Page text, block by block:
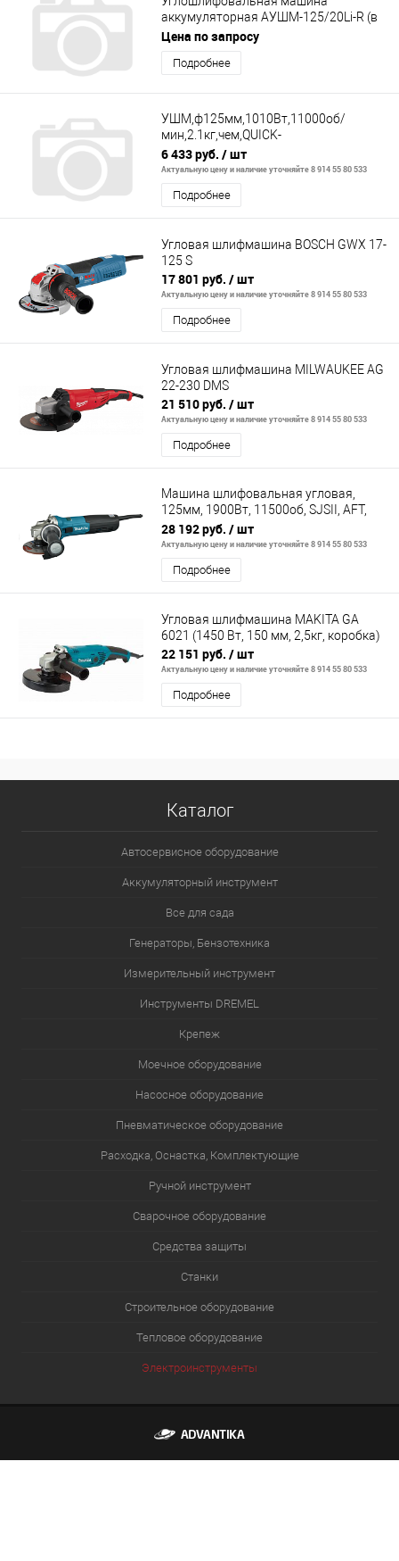
аккумуляторная АУШМ-125/20Li-R (в
комплекте 1 АКБ и ЗУ) ЕА+ в кейсе
Ресанта
Цена по запросу
Подробнее
УШМ,ф125мм,1010Вт,11000об/
мин,2.1кг,чем,QUICK-
FIX,быстр.кожух,пл.пуск,антирестарт
6 433 руб. / шт
Актуальную цену и наличие уточняйте 8 914 55 80 533
Подробнее
Угловая шлифмашина BOSCH GWX 17-
125 S
17 801 руб. / шт
Актуальную цену и наличие уточняйте 8 914 55 80 533
Подробнее
Угловая шлифмашина MILWAUKEE AG
22-230 DMS
21 510 руб. / шт
Актуальную цену и наличие уточняйте 8 914 55 80 533
Подробнее
Машина шлифовальная угловая,
125мм, 1900Вт, 11500об, SJSII, AFT,
защ. от непр. пуска, поддерж. об-то
28 192 руб. / шт
Актуальную цену и наличие уточняйте 8 914 55 80 533
Подробнее
Угловая шлифмашина MAKITA GA
6021 (1450 Вт, 150 мм, 2,5кг, коробка)
22 151 руб. / шт
Актуальную цену и наличие уточняйте 8 914 55 80 533
Подробнее
Каталог
Автосервисное оборудование
Аккумуляторный инструмент
Все для сада
Генераторы, Бензотехника
Измерительный инструмент
Инструменты DREMEL
Крепеж
Моечное оборудование
Насосное оборудование
Пневматическое оборудование
Расходка, Оснастка, Комплектующие
Ручной инструмент
Сварочное оборудование
Средства защиты
Станки
Строительное оборудование
Тепловое оборудование
Электроинструменты